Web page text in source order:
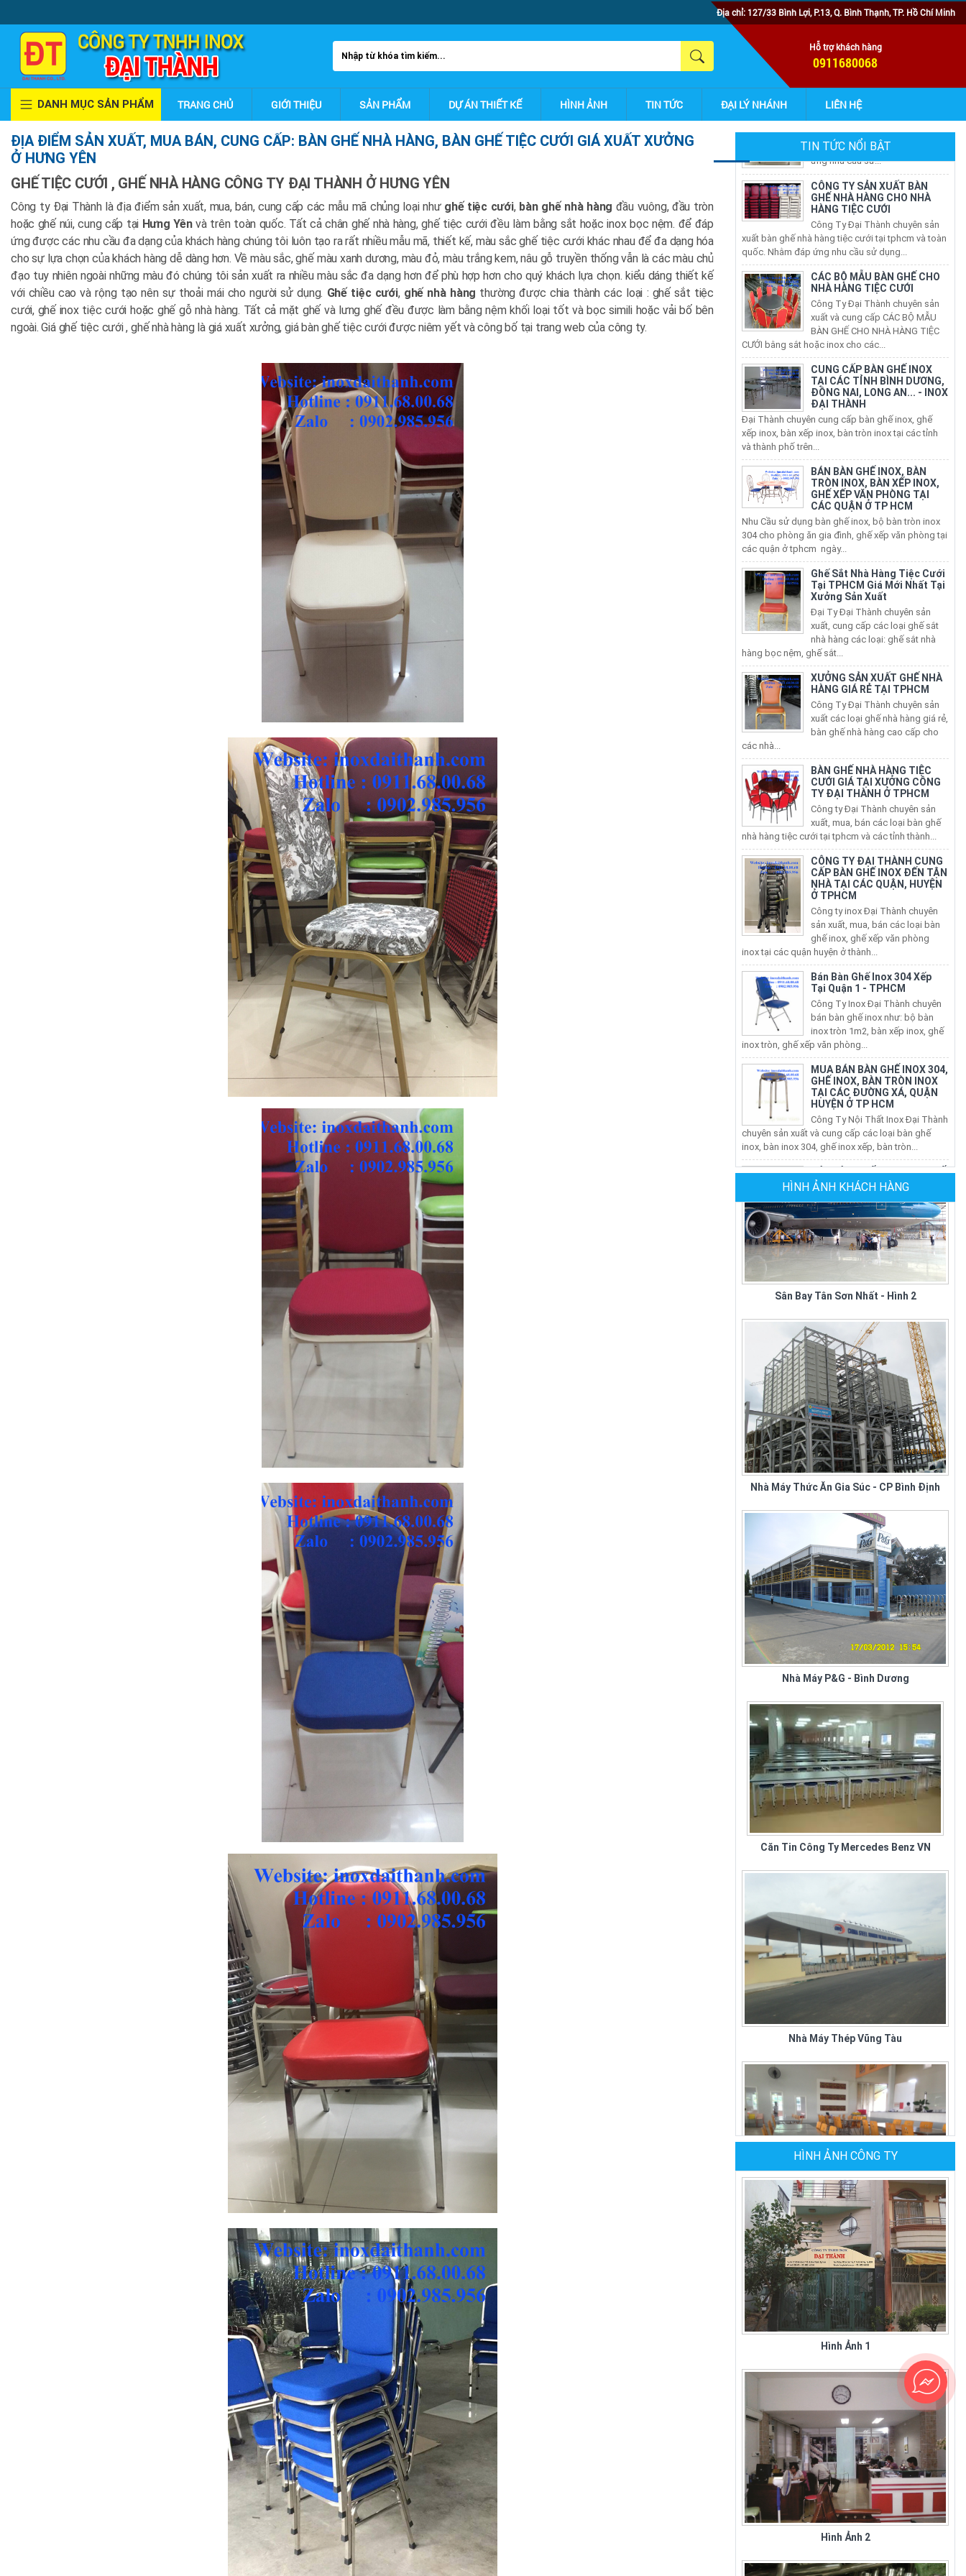
Địa chỉ: 127/33 Bình Lợi, P.13, Q. Bình Thạnh, TP. Hồ Chí Minh
Hỗ trợ khách hàng
0911680068
DANH MỤC SẢN PHẨM TRANG CHỦ GIỚI THIỆU SẢN PHẨM DỰ ÁN THIẾT KẾ HÌNH ẢNH TIN TỨC ĐẠI LÝ NHÁNH LIÊN HỆ
ĐỊA ĐIỂM SẢN XUẤT, MUA BÁN, CUNG CẤP: BÀN GHẾ NHÀ HÀNG, BÀN GHẾ TIỆC CƯỚI GIÁ XUẤT XƯỞNG
Ở HƯNG YÊN
GHẾ TIỆC CƯỚI , GHẾ NHÀ HÀNG CÔNG TY ĐẠI THÀNH Ở HƯNG YÊN
Công ty Đại Thành là địa điểm sản xuất, mua, bán, cung cấp các mẫu mã chủng loại như ghế tiệc cưới, bàn ghế nhà hàng đầu vuông, đầu tròn
hoặc ghế núi, cung cấp tại Hưng Yênvà trên toàn quốc. Tất cả chân ghế nhà hàng, ghế tiệc cưới đều làm bằng sắt hoặc inox bọc nệm. để đáp
ứng được các nhu cầu đa dạng của khách hàng chúng tôi luôn tạo ra rất nhiều mẫu mã, thiết kế, màu sắc ghế tiệc cưới khác nhau để đa dạng hóa
cho sự lựa chọn của khách hàng dễ dàng hơn. Về màu sắc, ghế màu xanh dương, màu đỏ, màu trắng kem, nâu gỗ truyền thống vẫn là các màu chủ
đạo tuy nhiên ngoài những màu đó chúng tôi sản xuất ra nhiều màu sắc đa dạng hơn để phù hợp hơn cho quý khách lựa chọn. kiểu dáng thiết kế
với chiều cao và rộng tạo nên sự thoải mái cho người sử dụng. Ghế tiệc cưới, ghế nhà hàng thường được chia thành các loại : ghế sắt tiệc
cưới, ghế inox tiệc cưới hoặc ghế gỗ nhà hàng. Tất cả mặt ghế và lưng ghế đều được làm bằng nệm khối loại tốt và bọc simili hoặc vải bố bên
ngoài. Giá ghế tiệc cưới , ghế nhà hàng là giá xuất xưởng, giá bàn ghế tiệc cưới được niêm yết và công bố tại trang web của công ty.
TIN TỨC NỔI BẬT
CÔNG TY SẢN XUẤT BÀN
GHẾ NHÀ HÀNG CHO NHÀ
HÀNG TIỆC CƯỚI
Công Ty Đại Thành chuyên sản
xuất bàn ghế nhà hàng tiệc cưới tại tphcm và toàn
quốc. Nhằm đáp ứng nhu cầu sử dụng...
CÁC BỘ MẪU BÀN GHẾ CHO
NHÀ HÀNG TIỆC CƯỚI
Công Ty Đại Thành chuyên sản
xuất và cung cấp CÁC BỘ MẪU
BÀN GHẾ CHO NHÀ HÀNG TIỆC
CƯỚI bằng sắt hoặc inox cho các...
CUNG CẤP BÀN GHẾ INOX
TẠI CÁC TỈNH BÌNH DƯƠNG,
ĐỒNG NAI, LONG AN... - INOX
ĐẠI THÀNH
Đại Thành chuyên cung cấp bàn ghế inox, ghế
xếp inox, bàn xếp inox, bàn tròn inox tại các tỉnh
và thành phố trên...
BÁN BÀN GHẾ INOX, BÀN
TRÒN INOX, BÀN XẾP INOX,
GHẾ XẾP VĂN PHÒNG TẠI
CÁC QUẬN Ở TP HCM
Nhu Cầu sử dụng bàn ghế inox, bộ bàn tròn inox
304 cho phòng ăn gia đình, ghế xếp văn phòng tại
các quận ở tphcm ngày...
Ghế Sắt Nhà Hàng Tiệc Cưới
Tại TPHCM Giá Mới Nhất Tại
Xưởng Sản Xuất
Đại Ty Đại Thành chuyên sản
xuất, cung cấp các loại ghế sắt
nhà hàng các loại: ghế sắt nhà
hàng bọc nệm, ghế sắt...
XƯỞNG SẢN XUẤT GHẾ NHÀ
HÀNG GIÁ RẺ TẠI TPHCM
Công Ty Đại Thành chuyên sản
xuất các loại ghế nhà hàng giá rẻ,
bàn ghế nhà hàng cao cấp cho
các nhà...
CƯỚI GIÁ TẠI XƯỞNG CÔNG
TY ĐẠI THÀNH Ở TPHCM
Công ty Đại Thành chuyên sản
xuất, mua, bán các loại bàn ghế
nhà hàng tiệc cưới tại tphcm và các tỉnh thành...
CÔNG TY ĐẠI THÀNH CUNG
CẤP BÀN GHẾ INOX ĐẾN TẬN
NHÀ TẠI CÁC QUẬN, HUYỆN
Ở TPHCM
Công ty inox Đại Thành chuyên
sản xuất, mua, bán các loại bàn
ghế inox, ghế xếp văn phòng
inox tại các quận huyện ở thành...
Bán Bàn Ghế Inox 304 Xếp
Tại Quận 1 - TPHCM
Công Ty Inox Đại Thành chuyên
bán bàn ghế inox như: bộ bàn
inox tròn 1m2, bàn xếp inox, ghế
inox tròn, ghế xếp văn phòng...
MUA BÁN BÀN GHẾ INOX 304,
GHẾ INOX, BÀN TRÒN INOX
TẠI CÁC ĐƯỜNG XÁ, QUẬN
HUYỆN Ở TP HCM
Công Ty Nội Thất Inox Đại Thành
chuyên sản xuất và cung cấp các loại bàn ghế
inox, bàn inox 304, ghế inox xếp, bàn tròn...
BÁN BÀN GHẾ INOX 304, GHẾ
INOX, BÀN INOX TẠI CÁC
QUẬN HUYỆN TẠI TP HCM
Nội Thất Inox Đại Thành chuyên
sản xuất và cung cấp các loại bàn ghế inox, bàn
inox 304, ghế inox xếp, bàn tròn inox xếp...
CÔNG TY SẢN XUẤT GHẾ
NHÀ HÀNG
Công Ty Đại Thành chuyên sản
tphcm và toàn quốc. Nhằm đáp
HÌNH ẢNH KHÁCH HÀNG
Sân Bay Tân Sơn Nhất - Hình 2
Nhà Máy Thức Ăn Gia Súc - CP Bình Định
Nhà Máy P&G - Bình Dương
Nhà Máy Thép Vũng Tàu
Quán Cơm Kiều Giang
Sân Bay Tân Sơn Nhất - Hình 1
HÌNH ẢNH CÔNG TY
Hình Ảnh 1
Hình Ảnh 2